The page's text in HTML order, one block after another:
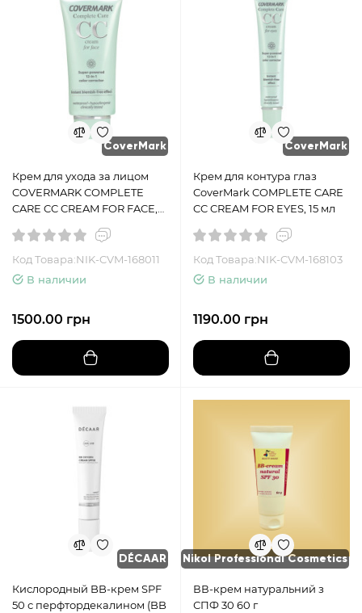
CoverMark
Крем для ухода за лицом
COVERMARK COMPLETE
CARE CC CREAM FOR FACE,
Код Товара:NIK-CVM-168011
В наличии
1500.00 грн
CoverMark
Крем для контура глаз
CoverMark COMPLETE CARE
CC CREAM FOR EYES, 15 мл
Код Товара:NIK-CVM-168103
В наличии
1190.00 грн
DÉCAAR
Кислородный BB-крем SPF
50 с перфтордекалином (BB
Nikol Professional Cosmetics
ВВ-крем натуральний з
СПФ 30 60 г